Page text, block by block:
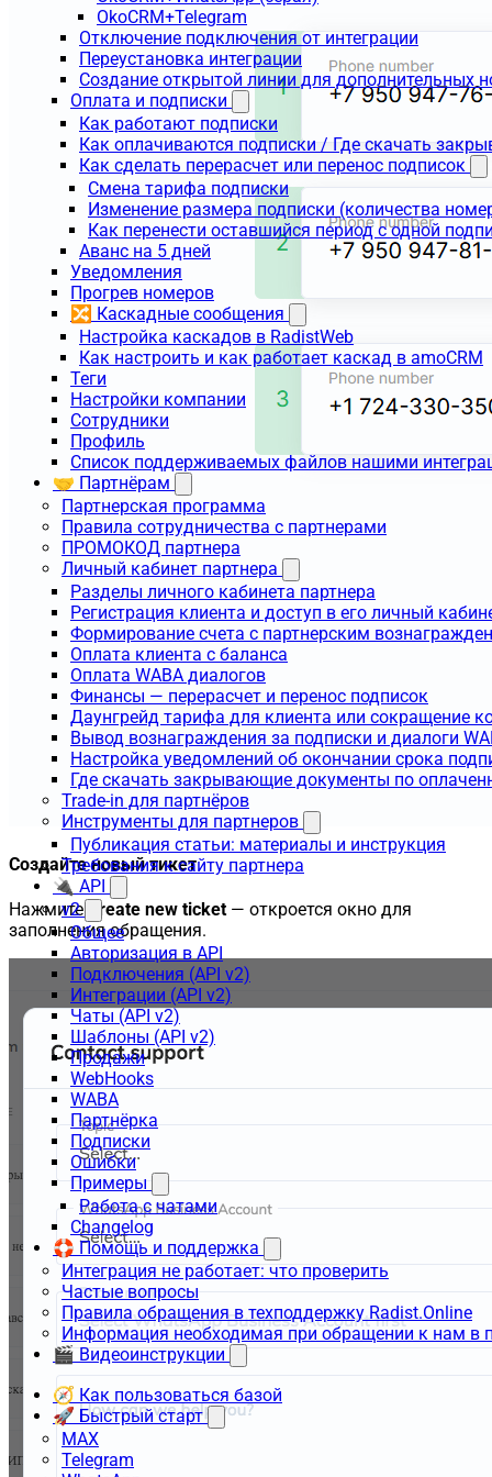
OkoCRM+Telegram
Отключение подключения от интеграции
Переустановка интеграции
Создание открытой линии для дополнительных
Оплата и подписки
Как работают подписки
Как оплачиваются подписки / Где скачать
Как сделать перерасчет или перенос подписок
Смена тарифа подписки
Изменение размера подписки (количества
Как перенести оставшийся период с одной
Аванс на 5 дней
Уведомления
Прогрев номеров
🔀 Каскадные сообщения
Настройка каскадов в RadistWeb
Как настроить и как работает каскад в amoCRM
Теги
Настройки компании
Сотрудники
Профиль
Список поддерживаемых файлов нашими
🤝 Партнёрам
Партнерская программа
Правила сотрудничества с партнерами
ПРОМОКОД партнера
Личный кабинет партнера
Разделы личного кабинета партнера
Регистрация клиента и доступ в его личный
Формирование счета с партнерским
Оплата клиента с баланса
Оплата WABA диалогов
Финансы — перерасчет и перенос подписок
Даунгрейд тарифа для клиента или сокращение
Вывод вознаграждения за подписки и диалоги
Настройка уведомлений об окончании срока
Где скачать закрывающие документы по
Trade-in для партнёров
Инструменты для партнеров
Публикация статьи: материалы и инструкция
Требования к сайту партнера
🔌 API
v2
Общее
Авторизация в API
Подключения (API v2)
Интеграции (API v2)
Чаты (API v2)
Шаблоны (API v2)
Продажи
WebHooks
WABA
Партнёрка
Подписки
Ошибки
Примеры
Работа с чатами
Changelog
🛟 Помощь и поддержка
Интеграция не работает: что проверить
Частые вопросы
Правила обращения в техподдержку Radist.Online
Информация необходимая при обращении к нам в
🎬 Видеоинструкции
🧭 Как пользоваться базой
🚀 Быстрый старт
MAX
Telegram
Создайте новый тикет
Нажмите Create new ticket— откроется окно для
заполнения обращения.